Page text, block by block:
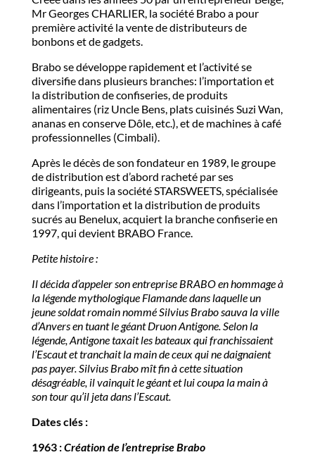
Mr Georges CHARLIER, la société Brabo a pour
première activité la vente de distributeurs de
bonbons et de gadgets.
Brabo se développe rapidement et l’activité se
diversifie dans plusieurs branches: l’importation et
la distribution de confiseries, de produits
alimentaires (riz Uncle Bens, plats cuisinés Suzi Wan,
ananas en conserve Dôle, etc.), et de machines à café
professionnelles (Cimbali).
Après le décès de son fondateur en 1989, le groupe
de distribution est d’abord racheté par ses
dirigeants, puis la société STARSWEETS, spécialisée
dans l’importation et la distribution de produits
sucrés au Benelux, acquiert la branche confiserie en
1997, qui devient BRABO France.
Petite histoire :
Il décida d’appeler son entreprise BRABO en hommage à
la légende mythologique Flamande dans laquelle un
jeune soldat romain nommé Silvius Brabo sauva la ville
d’Anvers en tuant le géant Druon Antigone. Selon la
légende, Antigone taxait les bateaux qui franchissaient
l’Escaut et tranchait la main de ceux qui ne daignaient
pas payer. Silvius Brabo mît fin à cette situation
désagréable, il vainquit le géant et lui coupa la main à
son tour qu’il jeta dans l’Escaut.
Dates clés :
1963 :Création de l’entreprise Brabo